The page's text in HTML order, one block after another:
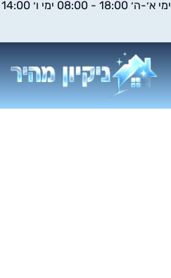
דילוג
ימי א׳-ה׳ 18:00 - 08:00 ימי ו׳ 14:00 - 08:00 שבת וחגים: סגור